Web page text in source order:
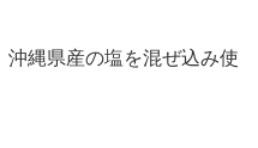
沖縄県産の塩を混ぜ込み使